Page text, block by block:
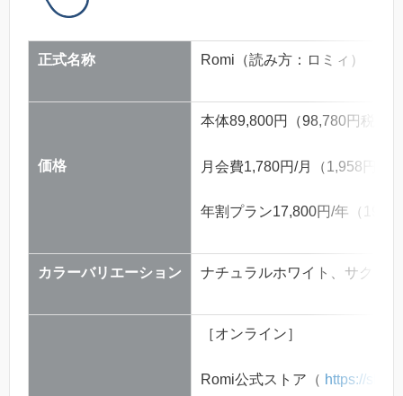
正式名称 Romi（読み方：ロミィ）
価格
本体89,800円（98,780円税込）
月会費1,780円/月（1,958円税
年割プラン17,800円/年（
カラーバリエーション ナチュラルホワイト、サクラ
［オンライン］
Romi公式ストア（ https://